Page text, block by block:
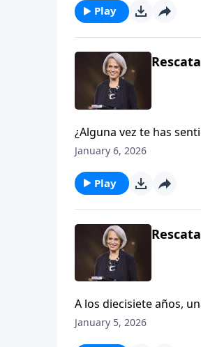
con Nancy DeMoss
Play
¿Alguna vez te has
dinero ni apoyo… y
January 6, 2026
Play
A los diecisiete años,
trabajo, ni apoyo. El
January 5, 2026